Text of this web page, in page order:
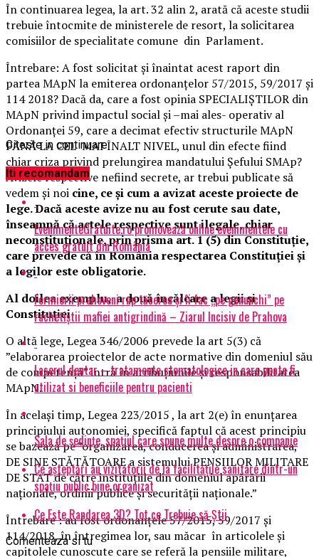
În continuarea legea, la art. 32 alin 2, arată că aceste studii
trebuie întocmite de ministerele de resort, la solicitarea
comisiilor de specialitate comune din Parlament.
Întrebare: A fost solicitat și înaintat acest raport din
partea MApN la emiterea ordonanțelor 57/2015, 59/2017 și
114 2018? Dacă da, care a fost opinia SPECIALIȘTILOR din
MApN privind impactul social și –mai ales- operativ al
Ordonanței 59, care a decimat efectiv structurile MApN
PÂNĂ LA CEL MAI ÎNALT NIVEL, unul din efecte fiind
chiar criza privind prelungirea mandatului Șefului SMAp?
Avizele respective nefiind secrete, ar trebui publicate să
vedem și noi cine, ce și cum a avizat aceste proiecte de
lege. Dacă aceste avize nu au fost cerute sau date,
înseamnă că actele respective sunt ilegale, chiar
neconstituționale, prin prisma art. 1 (5) din Constituție,
care prevede că în România respectarea Constituției și
a legilor este obligatorie.
Al doilea exemplu, a două încălcare a legii și
Constituției
O altă lege, Legea 346/2006 prevede la art 5(3) că
”elaborarea proiectelor de acte normative din domeniul său
de competență” intră în atribuțiunile și responsabilitatea
MApN.
În același timp, Legea 223/2015 , la art 2(e) în enunțarea
principiului autonomiei, specifică faptul că acest principiu
se bazează pe ”organizarea, conducerea și administrarea,
DE SINE STĂTĂTOARE a sistemului PENSIILOR MILITARE
DE STAT de către instituțiile din domeniul apărării
naționale, ordinii publice și securității naționale.”
Întrebare : au fost ordonanțele 57/2015, 59/2017 și
114/2018, în întregimea lor, sau măcar în articolele și
capitolele cunoscute care se referă la pensiile militare,
Citeste in continuare
Iti recomandam
EvenimenteGratuite.ro promovează online evenimentele cu
acces gratuit din România
Fermierii prahoveni rup tăcerea și îi fac „pe genunchi” pe
rachetiștii mafiei antigrindină – Ziarul Incisiv de Prahova
Laserul dentar – tratamente stomatologice in care poate fi
utilizat si beneficiile pentru pacienti
Sala de ședințe, spațiul care spune multe despre o companie
Ce așteptări au vizitatorii de la facilitățile sanitare dintr-un
spațiu public bine organizat
Ce Este Randarea 3D? Tot ce Trebuie să Știi
Comenteaza si tu